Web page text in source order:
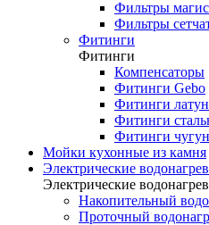
Фильтры
Фильтры
Фитинги
Фитинги
Компенсаторы
Фитинги Gebo
Фитинги
Фитинги
Фитинги
Мойки кухонные из камня
Электрические
Электрические
Накопительный
Проточный